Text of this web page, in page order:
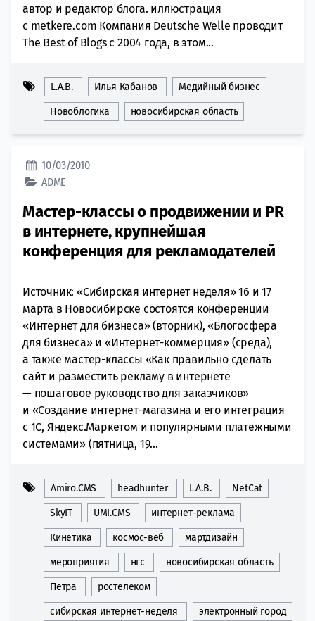
автор и редактор блога. иллюстрация
с metkere.com Компания Deutsche Welle проводит
The Best of Blogs с 2004 года, в этом...
L.A.B. Илья Кабанов Медийный бизнес
Новоблогика новосибирская область
10/03/2010
ADME
Мастер-классы о продвижении и PR
в интернете, крупнейшая
конференция для рекламодателей
Источник: «Сибирская интернет неделя» 16 и 17
марта в Новосибирске состоятся конференции
«Интернет для бизнеса» (вторник), «Блогосфера
для бизнеса» и «Интернет-коммерция» (среда),
а также мастер-классы «Как правильно сделать
сайт и разместить рекламу в интернете
— пошаговое руководство для заказчиков»
и «Создание интернет-магазина и его интеграция
с 1С, Яндекс.Маркетом и популярными платежными
системами» (пятница, 19...
Amiro.CMS headhunter L.A.B. NetCat
SkyIT UMI.CMS интернет-реклама
Кинетика космос-веб мартдизайн
мероприятия нгс новосибирская область
Петра ростелеком
сибирская интернет-неделя электронный город